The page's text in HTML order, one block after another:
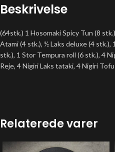
Beskrivelse
(64stk.) 1 Hosomaki Spicy Tun (8
Atami (4 stk.), ½ Laks deluxe (4 stk.),
stk.), 1 Stor Tempura roll (6 stk.), 4
Reje, 4 Nigiri Laks tataki, 4 Nigiri Tofu
Relaterede varer